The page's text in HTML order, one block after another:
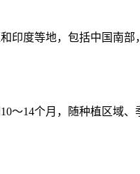
印度等地，包括中国南
～14个月，随种植区域